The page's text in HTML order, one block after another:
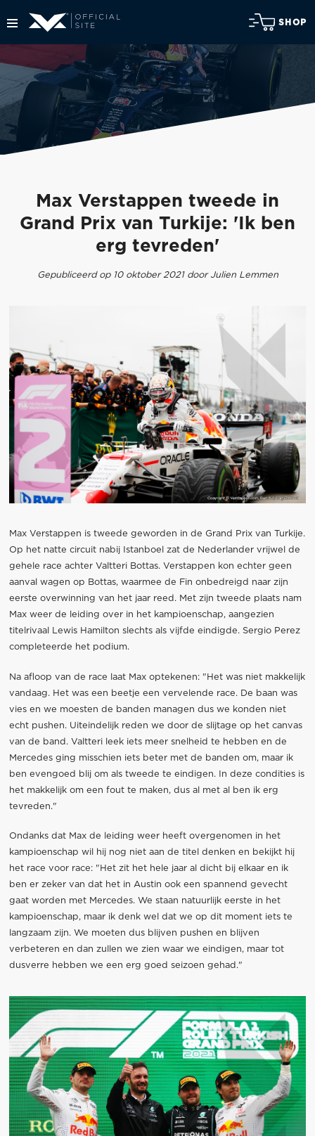
SHOP
Max Verstappen tweede in
Grand Prix van Turkije: 'Ik ben
erg tevreden'
Gepubliceerd op 10 oktober 2021 door Julien Lemmen
Max Verstappen is tweede geworden in de Grand Prix van Turkije.
Op het natte circuit nabij Istanboel zat de Nederlander vrijwel de
gehele race achter Valtteri Bottas. Verstappen kon echter geen
aanval wagen op Bottas, waarmee de Fin onbedreigd naar zijn
eerste overwinning van het jaar reed. Met zijn tweede plaats nam
Max weer de leiding over in het kampioenschap, aangezien
titelrivaal Lewis Hamilton slechts als vijfde eindigde. Sergio Perez
completeerde het podium.
Na afloop van de race laat Max optekenen: "Het was niet makkelijk
vandaag. Het was een beetje een vervelende race. De baan was
vies en we moesten de banden managen dus we konden niet
echt pushen. Uiteindelijk reden we door de slijtage op het canvas
van de band. Valtteri leek iets meer snelheid te hebben en de
Mercedes ging misschien iets beter met de banden om, maar ik
ben evengoed blij om als tweede te eindigen. In deze condities is
het makkelijk om een fout te maken, dus al met al ben ik erg
tevreden."
Ondanks dat Max de leiding weer heeft overgenomen in het
kampioenschap wil hij nog niet aan de titel denken en bekijkt hij
het race voor race: "Het zit het hele jaar al dicht bij elkaar en ik
ben er zeker van dat het in Austin ook een spannend gevecht
gaat worden met Mercedes. We staan natuurlijk eerste in het
kampioenschap, maar ik denk wel dat we op dit moment iets te
langzaam zijn. We moeten dus blijven pushen en blijven
verbeteren en dan zullen we zien waar we eindigen, maar tot
dusverre hebben we een erg goed seizoen gehad."